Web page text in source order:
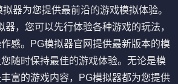
器为您提供最前沿的游戏模拟体验。
，您可以先行体验各种游戏的玩法，
感。PG模拟器官网提供最新版本的模
随时保持最佳的游戏体验。无论是模
富的游戏内容，PG模拟器都为您提供